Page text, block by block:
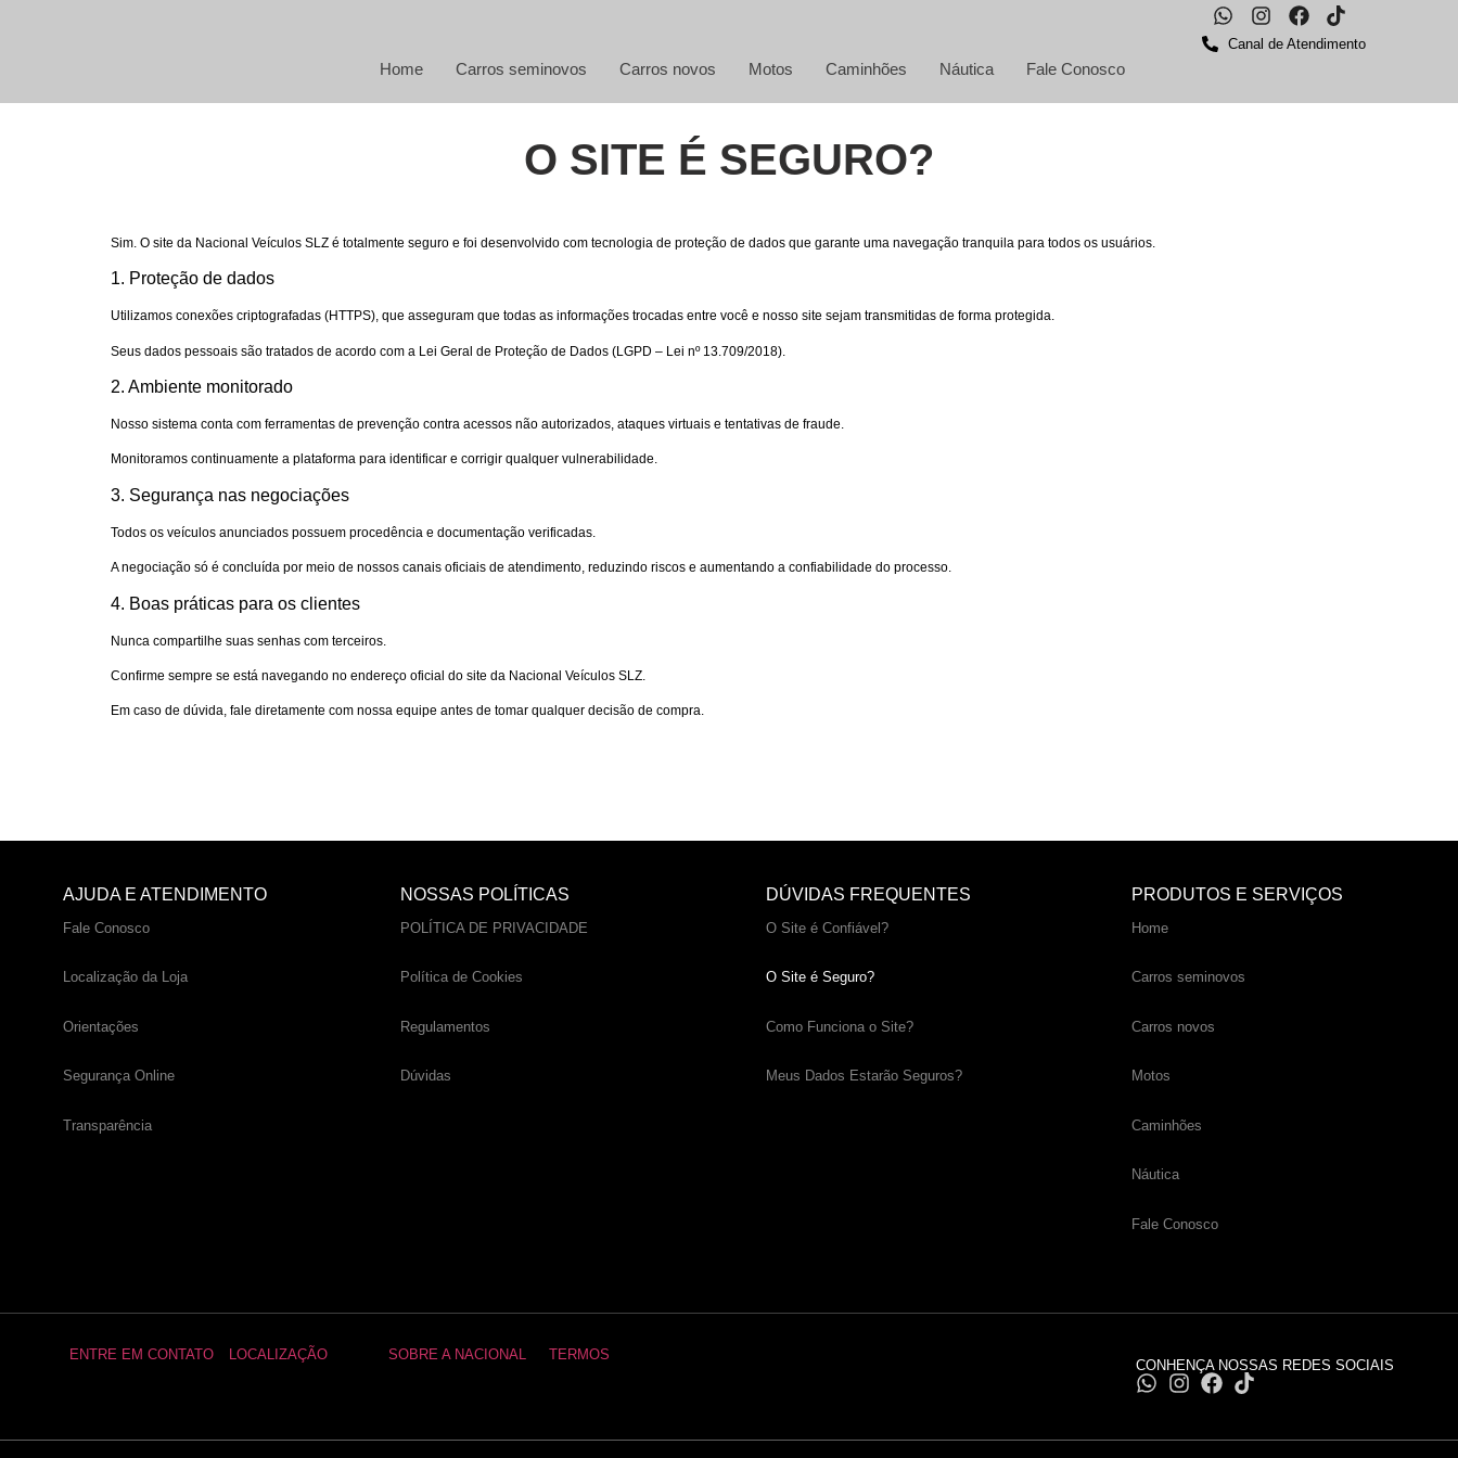
Home Carros seminovos Carros novos Motos Caminhões Náutica Fale Conosco
Canal de Atendimento
O SITE É SEGURO?
Sim. O site da Nacional Veículos SLZ é totalmente seguro e foi desenvolvido com tecnologia de proteção de dados que garante uma navegação tranquila para todos os usuários.
1. Proteção de dados
Utilizamos conexões criptografadas (HTTPS), que asseguram que todas as informações trocadas entre você e nosso site sejam transmitidas de forma protegida.
Seus dados pessoais são tratados de acordo com a Lei Geral de Proteção de Dados (LGPD – Lei nº 13.709/2018).
2. Ambiente monitorado
Nosso sistema conta com ferramentas de prevenção contra acessos não autorizados, ataques virtuais e tentativas de fraude.
Monitoramos continuamente a plataforma para identificar e corrigir qualquer vulnerabilidade.
3. Segurança nas negociações
Todos os veículos anunciados possuem procedência e documentação verificadas.
A negociação só é concluída por meio de nossos canais oficiais de atendimento, reduzindo riscos e aumentando a confiabilidade do processo.
4. Boas práticas para os clientes
Nunca compartilhe suas senhas com terceiros.
Confirme sempre se está navegando no endereço oficial do site da Nacional Veículos SLZ.
Em caso de dúvida, fale diretamente com nossa equipe antes de tomar qualquer decisão de compra.
AJUDA E ATENDIMENTO
Fale Conosco
Localização da Loja
Orientações
Segurança Online
Transparência
NOSSAS POLÍTICAS
POLÍTICA DE PRIVACIDADE
Política de Cookies
Regulamentos
Dúvidas
DÚVIDAS FREQUENTES
O Site é Confiável?
O Site é Seguro?
Como Funciona o Site?
Meus Dados Estarão Seguros?
PRODUTOS E SERVIÇOS
Home
Carros seminovos
Carros novos
Motos
Caminhões
Náutica
Fale Conosco
ENTRE EM CONTATO LOCALIZAÇÃO SOBRE A NACIONAL TERMOS
CONHENÇA NOSSAS REDES SOCIAIS